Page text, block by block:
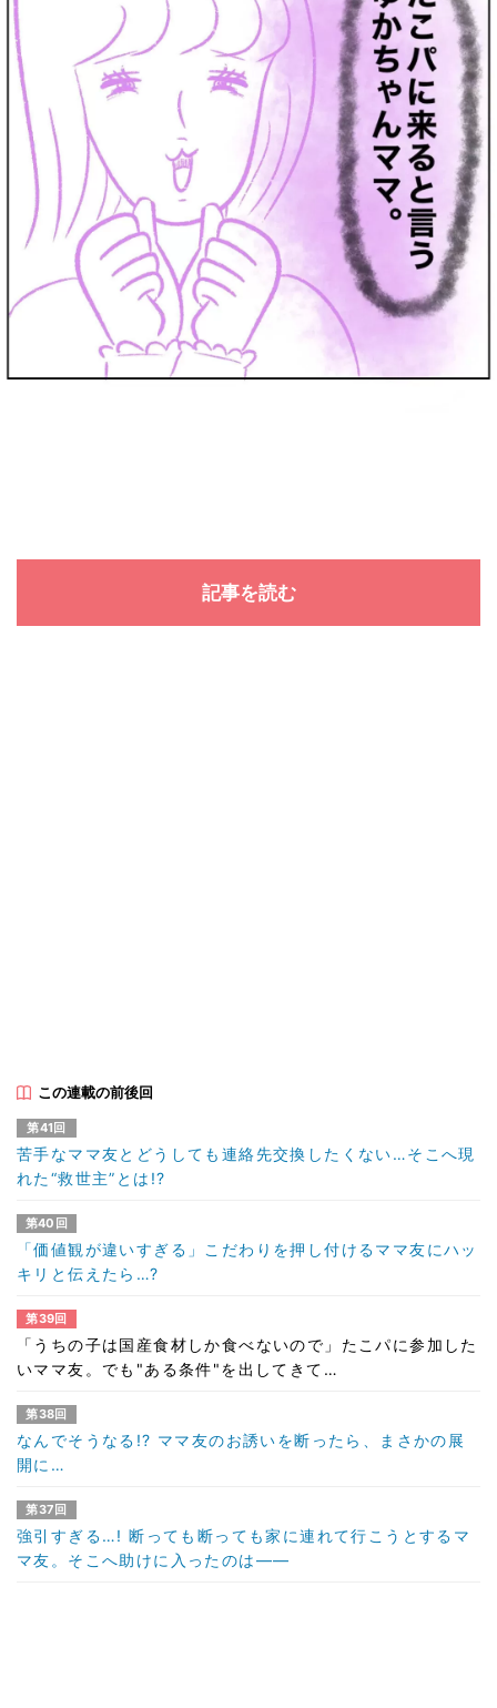
記事を読む
この連載の前後回
第41回
苦手なママ友とどうしても連絡先交換したくない…そこへ現
れた“救世主”とは!?
第40回
「価値観が違いすぎる」こだわりを押し付けるママ友にハッ
キリと伝えたら…?
第39回
「うちの子は国産食材しか食べないので」たこパに参加した
いママ友。でも"ある条件"を出してきて…
第38回
なんでそうなる!? ママ友のお誘いを断ったら、まさかの展
開に…
第37回
強引すぎる…! 断っても断っても家に連れて行こうとするマ
マ友。そこへ助けに入ったのは――